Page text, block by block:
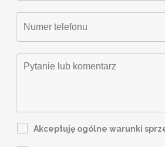
Akceptuję ogólne warunki